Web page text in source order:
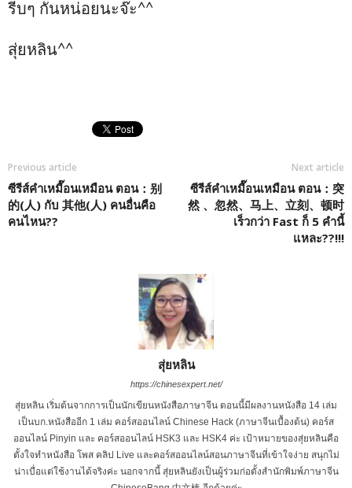
รีบๆ กันหน่อยนะจ๊ะ^^
สุ่ยหลิน^^
Previous article
ซีรีส์คำเหมื๊อนเหมือน ตอน：别
的(人) กับ 其他(人) คนอื่นคือ
คนไหน??
Next article
ซีรีส์คำเหมื๊อนเหมือน ตอน：突
然 、忽然、马上、立刻、顿时
เร็วกว่า Fast ก็ 5 คำนี้
แหละ??!!!
สุ่ยหลิน
https://chinesexpert.net/
สุ่ยหลิน เริ่มต้นจากการเป็นนักเขียนหนังสือภาษาจีน ตอนนี้มีผลงานหนังสือ 14 เล่ม
เป็นบก.หนังสืออีก 1 เล่ม คอร์สออนไลน์ Chinese Hack (ภาษาจีนเบื้องต้น) คอร์ส
ออนไลน์ Pinyin และ คอร์สออนไลน์ HSK3 และ HSK4 ค่ะ เป้าหมายของสุ่ยหลินคือ
ตั้งใจทำหนังสือ โพส คลิป Live และคอร์สออนไลน์สอนภาษาจีนที่เข้าใจง่าย สนุกไม่
น่าเบื่อแต่ใช้งานได้จริงค่ะ นอกจากนี้ สุ่ยหลินยังเป็นผู้ร่วมก่อตั้งสำนักพิมพ์ภาษาจีน